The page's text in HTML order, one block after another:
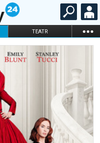
TEATR ...
KARNETY